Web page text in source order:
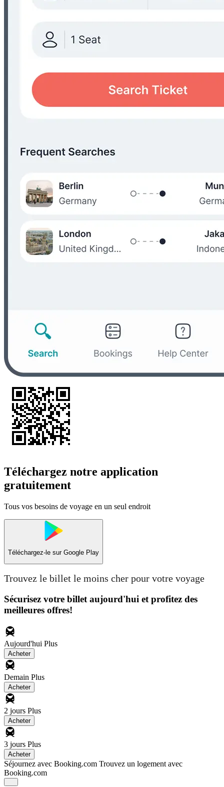
Téléchargez notre application
gratuitement
Tous vos besoins de voyage en un seul endroit
Téléchargez-le sur Google Play
Trouvez le billet le moins cher pour votre voyage
Sécurisez votre billet aujourd'hui et profitez des
meilleures offres!
Aujourd'hui Plus
Acheter
Demain Plus
Acheter
2 jours Plus
Acheter
3 jours Plus
Acheter
Séjournez avec Booking.com Trouvez un logement avec
Booking.com